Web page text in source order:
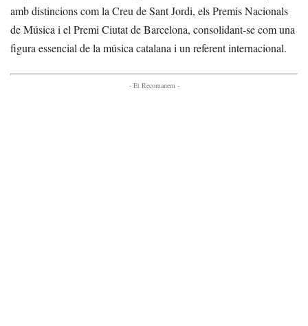
amb distincions com la Creu de Sant Jordi, els Premis Nacionals
de Música i el Premi Ciutat de Barcelona, consolidant-se com una
figura essencial de la música catalana i un referent internacional.
- Et Recomanem -